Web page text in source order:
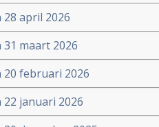
april 2026
maart 2026
februari 2026
januari 2026